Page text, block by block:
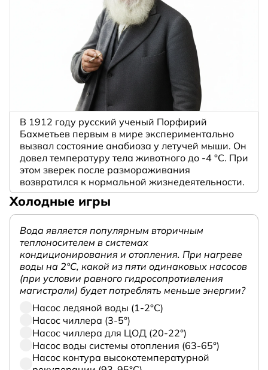
В 1912 году русский ученый Порфирий
Бахметьев первым в мире экспериментально
вызвал состояние анабиоза у летучей мыши. Он
довел температуру тела животного до -4 °C. При
этом зверек после размораживания
возвратился к нормальной жизнедеятельности.
Холодные игры
Вода является популярным вторичным
теплоносителем в системах
кондиционирования и отопления. При нагреве
воды на 2°С, какой из пяти одинаковых насосов
(при условии равного гидросопротивления
магистрали) будет потреблять меньше энергии?
Насос ледяной воды (1-2°С)
Насос чиллера (3-5°)
Насос чиллера для ЦОД (20-22°)
Насос воды системы отопления (63-65°)
Насос контура высокотемпературной